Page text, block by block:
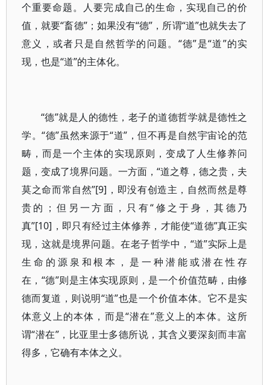
个重要命题。人要完成自己的生命，实现自己的价
值，就要“畜德”；如果没有“德”，所谓“道”也就失去了
意义，或者只是自然哲学的问题。“德”是“道”的实
现，也是“道”的主体化。
“德”就是人的德性，老子的道德哲学就是德性之
学。“德”虽然来源于“道”，但不再是自然宇宙论的范
畴，而是一个主体的实现原则，变成了人生修养问
题，变成了境界问题。一方面，“道之尊，德之贵，夫
莫之命而常自然”[9]，即没有创造主，自然而然是尊
贵的；但另一方面，只有“修之于身，其德乃
真”[10]，即只有经过主体修养，才能使“道德”真正实
现，这就是境界问题。在老子哲学中，“道”实际上是
生命的源泉和根本，是一种潜能或潜在性存
在，“德”则是主体实现原则，是一个价值范畴，由修
德而复道，则说明“道”也是一个价值本体。它不是实
体意义上的本体，而是“潜在”意义上的本体。这所
谓“潜在”，比亚里士多德所说，其含义要深刻而丰富
得多，它确有本体之义。